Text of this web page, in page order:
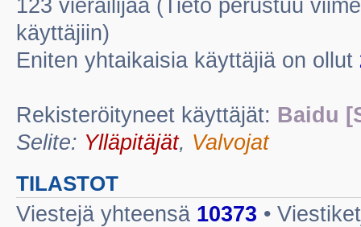
123 vierailijaa (Tieto perustuu
käyttäjiin)
Eniten yhtaikaisia käyttäjiä on ollut
Rekisteröityneet käyttäjät: Baidu
Selite: Ylläpitäjät, Valvojat
TILASTOT
Viestejä yhteensä 10373 •